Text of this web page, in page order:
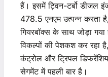
हैं। इसमें ट्विन-टर्बो डीजल
478.5 एनएम उत्पन्न करता
गियरबॉक्स के साथ जोड़ा
विकल्पों की पेशकश कर रहा
कंट्रोल और ट्रिपल
सेगमेंट में पहली बार है।